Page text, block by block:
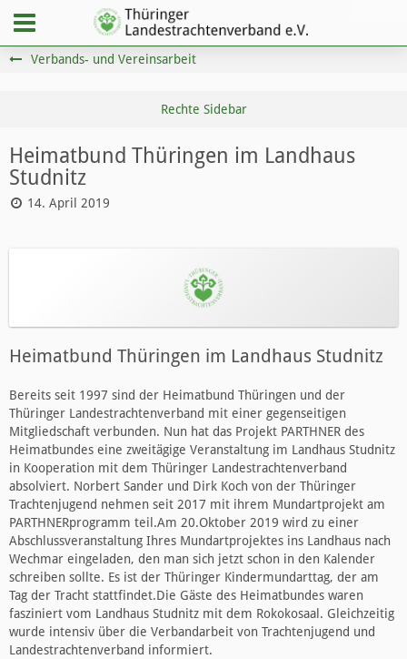
Verbands- und Vereinsarbeit
Heimatbund Thüringen im Landhaus
Studnitz
14. April 2019
Heimatbund Thüringen im Landhaus Studnitz
Bereits seit 1997 sind der Heimatbund Thüringen und der
Thüringer Landestrachtenverband mit einer gegenseitigen
Mitgliedschaft verbunden. Nun hat das Projekt PARTHNER des
Heimatbundes eine zweitägige Veranstaltung im Landhaus Studnitz
in Kooperation mit dem Thüringer Landestrachtenverband
absolviert. Norbert Sander und Dirk Koch von der Thüringer
Trachtenjugend nehmen seit 2017 mit ihrem Mundartprojekt am
PARTHNERprogramm teil.Am 20.Oktober 2019 wird zu einer
Abschlussveranstaltung Ihres Mundartprojektes ins Landhaus nach
Wechmar eingeladen, den man sich jetzt schon in den Kalender
schreiben sollte. Es ist der Thüringer Kindermundarttag, der am
Tag der Tracht stattfindet.Die Gäste des Heimatbundes waren
fasziniert vom Landhaus Studnitz mit dem Rokokosaal. Gleichzeitig
wurde intensiv über die Verbandarbeit von Trachtenjugend und
Landestrachtenverband informiert.